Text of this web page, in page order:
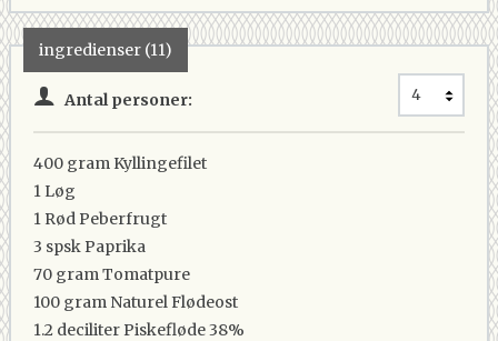
ingredienser (11)
Antal personer:
400 gram Kyllingefilet
1 Løg
1 Rød Peberfrugt
3 spskPaprika
70 gramTomatpure
100 gram Naturel Flødeost
1.2 deciliterPiskefløde 38%